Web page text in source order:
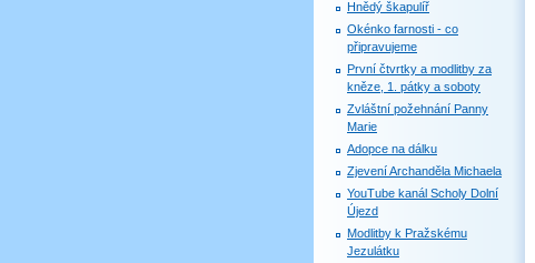
Hnědý škapulíř
Okénko farnosti - co
připravujeme
První čtvrtky a modlitby za
kněze, 1. pátky a soboty
Zvláštní požehnání Panny
Marie
Adopce na dálku
Zjevení Archanděla Michaela
YouTube kanál Scholy Dolní
Újezd
Modlitby k Pražskému
Jezulátku